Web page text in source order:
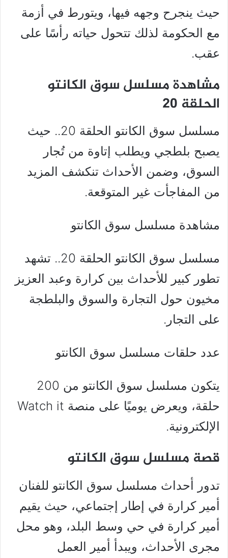
حيث ينجرح وجهه فيها، ويتورط في أزمة
مع الحكومة لذلك تتحول حياته رأسًا على
عقب.
مشاهدة مسلسل سوق الكانتو
الحلقة 20
مسلسل سوق الكانتو الحلقة 20.. حيث
يصبح بلطجي ويطلب إتاوة من تُجار
السوق، وضمن الأحداث تنكشف المزيد
من المفاجأت غير المتوقعة.
مشاهدة مسلسل سوق الكانتو
مسلسل سوق الكانتو الحلقة 20.. تشهد
تطور كبير للأحداث بين كرارة وعبد العزيز
مخيون حول التجارة والسوق والبلطجة
على التجار.
عدد حلقات مسلسل سوق الكانتو
يتكون مسلسل سوق الكانتو من 200
حلقة، ويعرض يوميًا على منصة Watch it
الإلكترونية.
قصة مسلسل سوق الكانتو
تدور أحداث مسلسل سوق الكانتو للفنان
أمير كرارة في إطار إجتماعي، حيث يقيم
أمير كرارة في حي وسط البلد، وهو محل
مجرى الأحداث، ويبدأ أمير العمل